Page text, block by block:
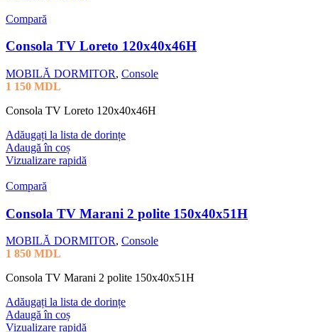
Compară
Consola TV Loreto 120x40x46H
MOBILĂ DORMITOR, Console
1 150 MDL
Consola TV Loreto 120x40x46H
Adăugați la lista de dorințe
Adaugă în coș
Vizualizare rapidă
Compară
Consola TV Marani 2 polite 150x40x51H
MOBILĂ DORMITOR, Console
1 850 MDL
Consola TV Marani 2 polite 150x40x51H
Adăugați la lista de dorințe
Adaugă în coș
Vizualizare rapidă